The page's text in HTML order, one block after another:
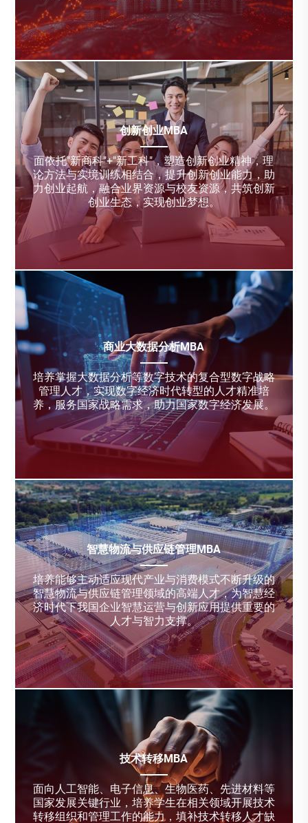
创新创业MBA
面依托"新商科"+"新工科"，塑造创新创业精神，理
论方法与实境训练相结合，提升创新创业能力，助
力创业起航，融合业界资源与校友资源，共筑创新
创业生态，实现创业梦想。
商业大数据分析MBA
培养掌握大数据分析等数字技术的复合型数字战略
管理人才，实现数字经济时代转型的人才精准培
养，服务国家战略需求，助力国家数字经济发展。
智慧物流与供应链管理MBA
培养能够主动适应现代产业与消费模式不断升级的
智慧物流与供应链管理领域的高端人才，为智慧经
济时代下我国企业智慧运营与创新应用提供重要的
人才与智力支撑。
技术转移MBA
面向人工智能、电子信息、生物医药、先进材料等
国家发展关键行业，培养学生在相关领域开展技术
转移组织和管理工作的能力，填补技术转移人才缺